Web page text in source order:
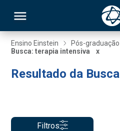
Ensino Einstein
Pós-graduação
Busca: terapia intensiva
x
Resultado da Busca
Filtros